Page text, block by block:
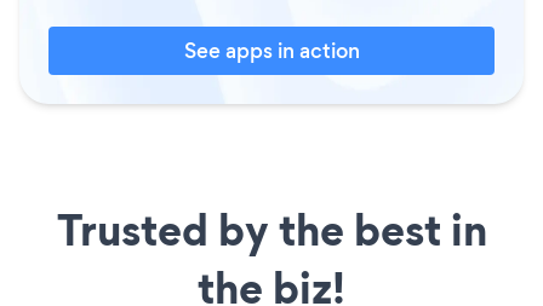
See apps in action
Trusted by the best in
the biz!